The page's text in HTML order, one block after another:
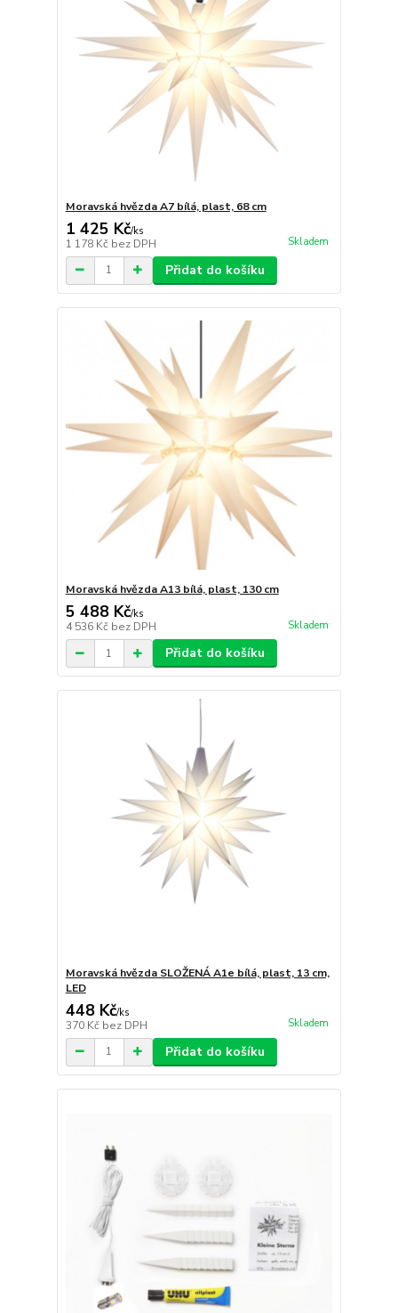
Moravská hvězda A7 bílá, plast, 68 cm
1 425 Kč/ks
1 178 Kč bez DPH Skladem
Přidat do košíku
Moravská hvězda A13 bílá, plast, 130 cm
5 488 Kč/ks
4 536 Kč bez DPH Skladem
Přidat do košíku
Moravská hvězda SLOŽENÁ A1e bílá, plast, 13 cm,
LED
448 Kč/ks
370 Kč bez DPH Skladem
Přidat do košíku